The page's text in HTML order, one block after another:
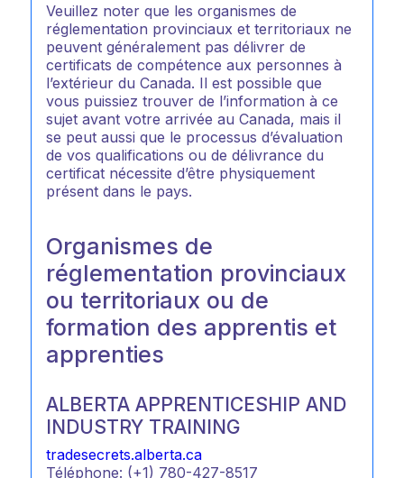
Veuillez noter que les organismes de
réglementation provinciaux et territoriaux ne
peuvent généralement pas délivrer de
certificats de compétence aux personnes à
l’extérieur du Canada. Il est possible que
vous puissiez trouver de l’information à ce
sujet avant votre arrivée au Canada, mais il
se peut aussi que le processus d’évaluation
de vos qualifications ou de délivrance du
certificat nécessite d’être physiquement
présent dans le pays.
Organismes de
réglementation provinciaux
ou territoriaux ou de
formation des apprentis et
apprenties
ALBERTA APPRENTICESHIP AND
INDUSTRY TRAINING
tradesecrets.alberta.ca
Téléphone: (+1) 780-427-8517